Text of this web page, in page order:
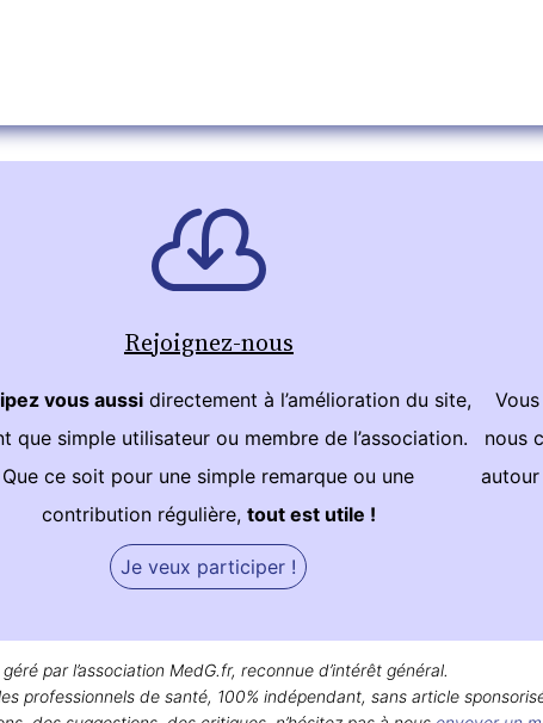
Rejoignez-nous
vous aussidirectement à l’amélioration du site,
que simple utilisateur ou membre de l’association.
Que ce soit pour une simple remarque ou une
contribution régulière, tout est utile !
Je veux participer !
nous
par l’association MedG.fr, reconnue d’intérêt général.
professionnels de santé, 100% indépendant, sans article